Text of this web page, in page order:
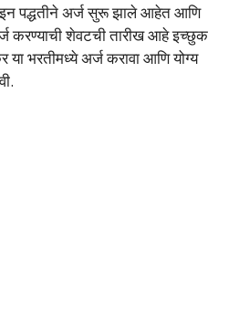
पद्धतीने अर्ज सुरू झाले आहेत आणि
करण्याची शेवटची तारीख आहे इच्छुक
भरतीमध्ये अर्ज करावा आणि योग्य